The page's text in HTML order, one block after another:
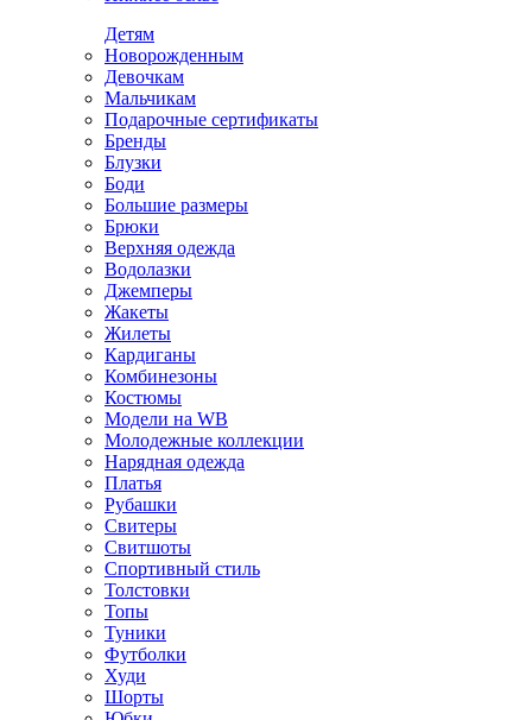
Детям
Новорожденным
Девочкам
Мальчикам
Подарочные сертификаты
Бренды
Блузки
Боди
Большие размеры
Брюки
Верхняя одежда
Водолазки
Джемперы
Жакеты
Жилеты
Кардиганы
Комбинезоны
Костюмы
Модели на WB
Молодежные коллекции
Нарядная одежда
Платья
Рубашки
Свитеры
Свитшоты
Спортивный стиль
Толстовки
Топы
Туники
Футболки
Худи
Шорты